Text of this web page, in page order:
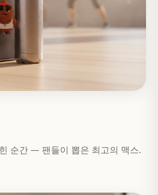
순간 — 팬들이 뽑은 최고의 맥스.